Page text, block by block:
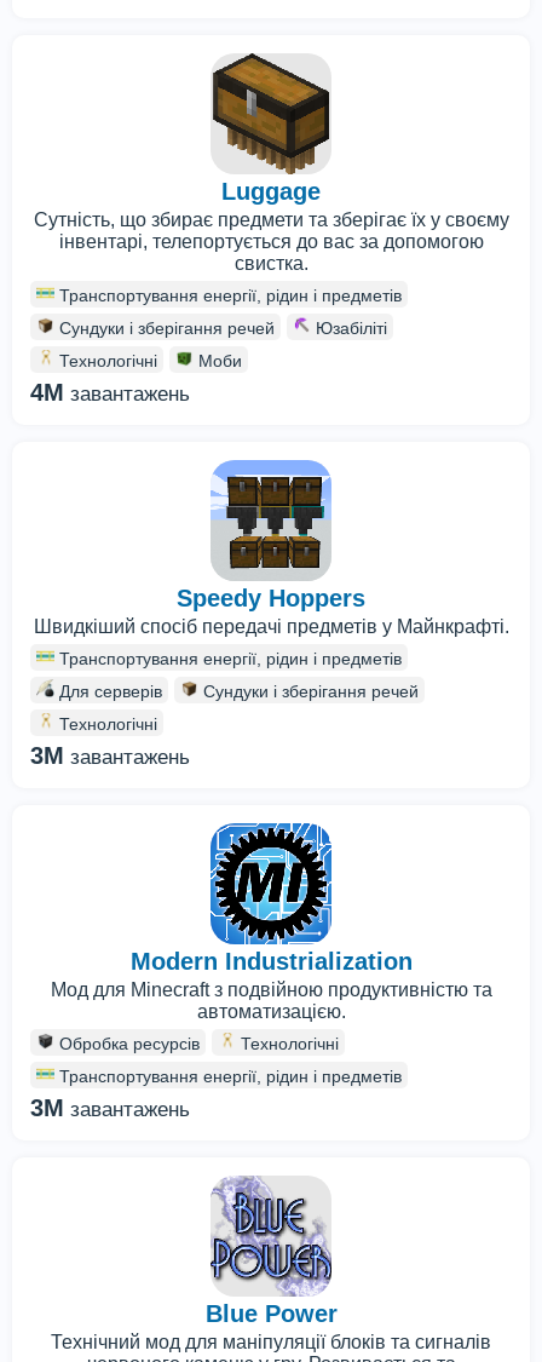
Luggage
Сутність, що збирає предмети та зберігає їх у своєму
інвентарі, телепортується до вас за допомогою
свистка.
Транспортування енергії, рідин і предметів
Сундуки і зберігання речей
Юзабіліті
Технологічні
Моби
4M завантажень
Speedy Hoppers
Швидкіший спосіб передачі предметів у Майнкрафті.
Транспортування енергії, рідин і предметів
Для серверів
Сундуки і зберігання речей
Технологічні
3M завантажень
Modern Industrialization
Мод для Minecraft з подвійною продуктивністю та
автоматизацією.
Обробка ресурсів
Технологічні
Транспортування енергії, рідин і предметів
3M завантажень
Blue Power
Технічний мод для маніпуляції блоків та сигналів